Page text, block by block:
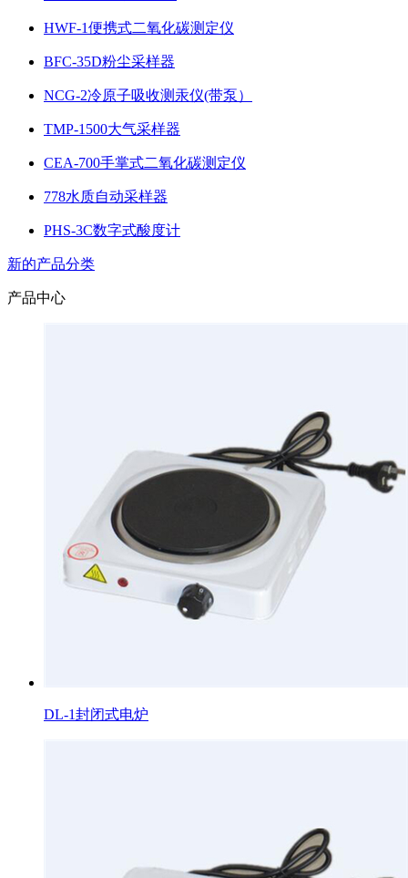
HWF-1便携式二氧化碳测定仪
BFC-35D粉尘采样器
NCG-2冷原子吸收测汞仪(带泵）
TMP-1500大气采样器
CEA-700手掌式二氧化碳测定仪
778水质自动采样器
PHS-3C数字式酸度计
新的产品分类
产品中心
DL-1封闭式电炉